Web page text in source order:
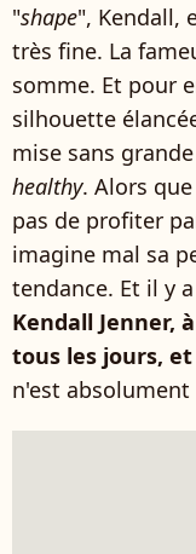
"shape", Kendall,
très fine. La
somme. Et pour
silhouette
mise sans
healthy. Alors
pas de profiter
imagine mal sa
tendance. Et il y
Kendall Jenner,
tous les jours,
n'est absolument